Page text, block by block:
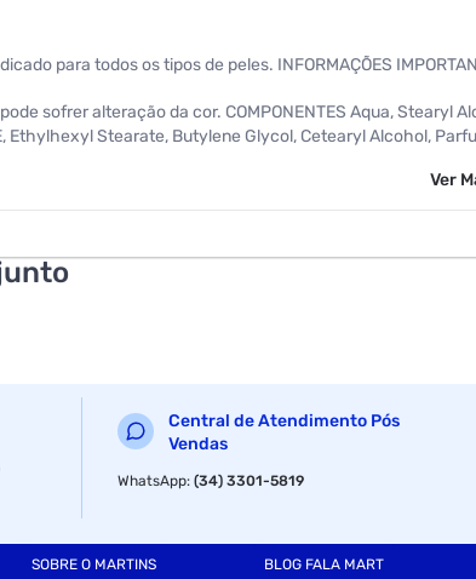
para todos os tipos de peles. INFORMAÇÕES
sofrer alteração da cor. COMPONENTES Aqua, Stearyl
Ethylhexyl Stearate, Butylene Glycol, Cetearyl Alcohol,
Butylcarbamate, Alpha-Isomethyl Ionone, Amyl Cinnamal,
Ver
Central de Atendimento Pós
Vendas
WhatsApp:(34) 3301-5819
SOBRE O MARTINS BLOG FALA MART